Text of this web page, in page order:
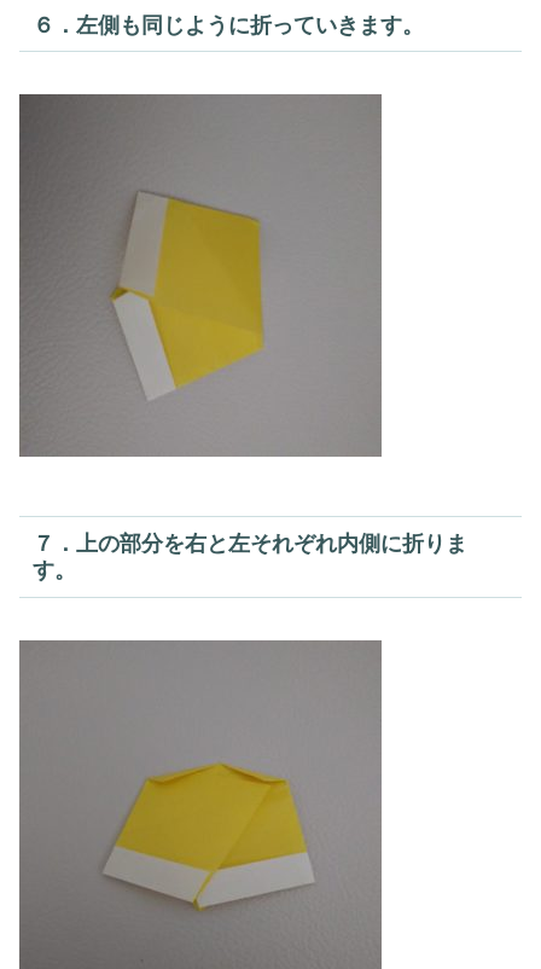
６．左側も同じように折っていきます。
７．上の部分を右と左それぞれ内側に折りま
す。